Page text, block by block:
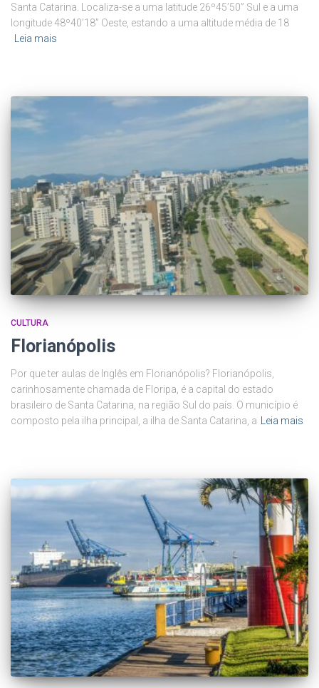
Santa Catarina. Localiza-se a uma latitude 26º45’50” Sul e a uma
longitude 48º40’18” Oeste, estando a uma altitude média de 18
Leia mais
CULTURA
Florianópolis
Por que ter aulas de Inglês em Florianópolis? Florianópolis,
carinhosamente chamada de Floripa, é a capital do estado
brasileiro de Santa Catarina, na região Sul do país. O município é
composto pela ilha principal, a ilha de Santa Catarina, a Leia mais